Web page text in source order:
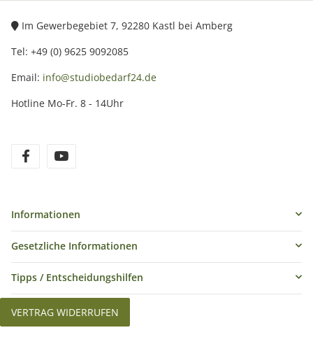
Im Gewerbegebiet 7, 92280 Kastl bei Amberg
Tel: +49 (0) 9625 9092085
Email: info@studiobedarf24.de
Hotline Mo-Fr. 8 - 14Uhr
Informationen
Gesetzliche Informationen
Tipps / Entscheidungshilfen
VERTRAG WIDERRUFEN